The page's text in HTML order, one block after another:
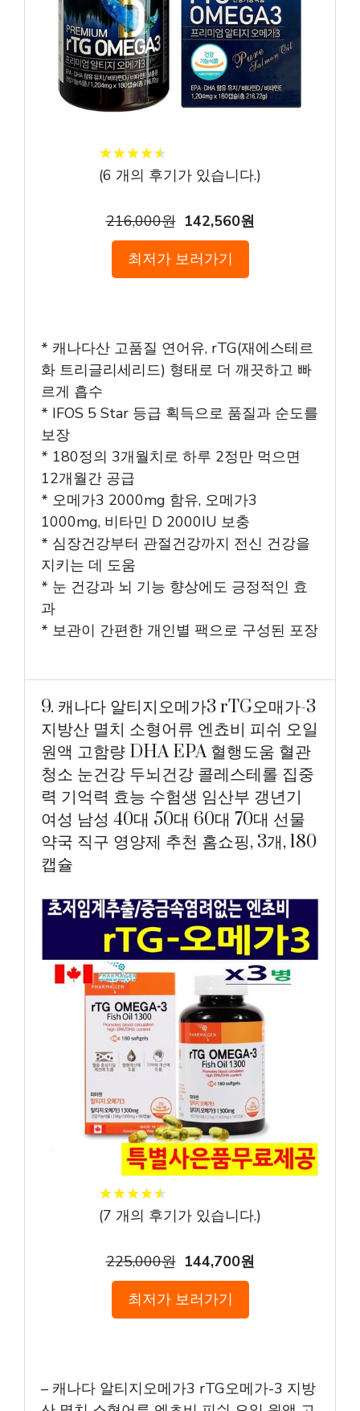
★★★★★
★★★★★
(6 개의 후기가 있습니다.)
216,000원 142,560원
최저가 보러가기
* 캐나다산 고품질 연어유, rTG(재에스테르
화 트리글리세리드) 형태로 더 깨끗하고 빠
르게 흡수
* IFOS 5 Star 등급 획득으로 품질과 순도를
보장
* 180정의 3개월치로 하루 2정만 먹으면
12개월간 공급
* 오메가3 2000mg 함유, 오메가3
1000mg, 비타민 D 2000IU 보충
* 심장건강부터 관절건강까지 전신 건강을
지키는 데 도움
* 눈 건강과 뇌 기능 향상에도 긍정적인 효
과
* 보관이 간편한 개인별 팩으로 구성된 포장
9. 캐나다 알티지오메가3 rTG오매가-3
지방산 멸치 소형어류 엔쵸비 피쉬 오일
원액 고함량 DHA EPA 혈행도움 혈관
청소 눈건강 두뇌건강 콜레스테롤 집중
력 기억력 효능 수험생 임산부 갱년기
여성 남성 40대 50대 60대 70대 선물
약국 직구 영양제 추천 홈쇼핑, 3개, 180
캡슐
★★★★★
★★★★★
(7 개의 후기가 있습니다.)
225,000원 144,700원
최저가 보러가기
– 캐나다 알티지오메가3 rTG오메가-3 지방